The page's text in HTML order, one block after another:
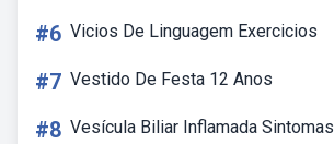
#6 Vicios De Linguagem Exercicios
#7 Vestido De Festa 12 Anos
#8 Vesícula Biliar Inflamada Sintomas